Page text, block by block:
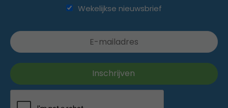
Wekelijkse nieuwsbrief